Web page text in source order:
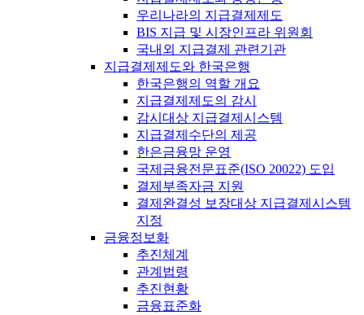
우리나라의 지급결제제도
BIS 지급 및 시장인프라 위원회
국내외 지급결제 관련기관
지급결제제도와 한국은행
한국은행의 역할 개요
지급결제제도의 감시
감시대상 지급결제시스템
지급결제수단의 제공
한은금융망 운영
국제금융전문표준(ISO 20022) 도입
결제부족자금 지원
결제완결성 보장대상 지급결제시스템
지정
금융정보화
추진체계
관계법령
추진현황
금융표준화